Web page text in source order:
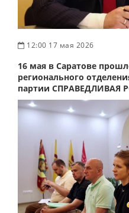
12:00 17 мая 2026
16 мая в Саратове
регионального
партии СПРАВЕДЛИВАЯ